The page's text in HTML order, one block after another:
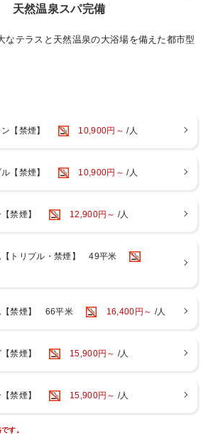
ざいます。ご予約制ではございません。
天然温泉スパ完備
なテラスと天然温泉の大浴場を備えた都市型
で、大阪市中心部へのアクセスも便利！
常へと誘う洗練された空間でホテルステイを
て、健康的に過ごしていただきたいという思
Dining BRICKSIDE
≫
サウナ・露天風呂完備。アメニティやタオル
しいただけます。
る場合がございます。
ン【禁煙】 10,900円～ /人
ル【禁煙】 10,900円～ /人
【禁煙】 12,900円～ /人
【トリプル・禁煙】 49平米
【禁煙】 66平米 16,400円～ /人
【禁煙】 15,900円～ /人
【禁煙】 15,900円～ /人
す。